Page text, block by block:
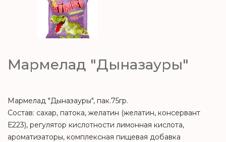
Мармелад "Дыназауры"
Мармелад "Дыназауры", пак.75гр.
Состав: сахар, патока, желатин (желатин, консервант
Е223), регулятор кислотности лимонная кислота,
ароматизаторы, комплексная пищевая добавка